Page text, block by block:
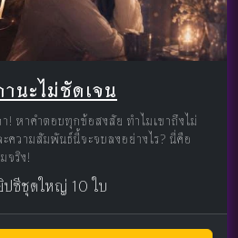
านะไม่ชัดเจน
! หาคำตอบทุกข้อสงสัย ทำไมเขาถึงไม่
ความสัมพันธ์นี้จะจบลงอย่างไร? นี่คือ
จริง!
ปซีชุดใหญ่ 10 ใบ